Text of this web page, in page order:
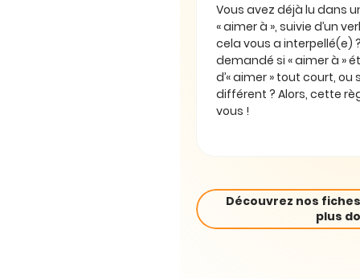
Vous avez déjà lu dans
« aimer à », suivie d’un
cela vous a interpellé(e)
demandé si « aimer à »
d’« aimer » tout court, ou
différent ? Alors, cette
vous !
Découvrez nos
plus